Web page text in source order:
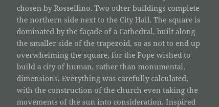
chosen by Rossellino. Two other buildings complete
the northern side next to the City Hall. The square is
dominated by the façade of a Cathedral, built along
the smaller side of the trapezoid, so as not to end up
overwhelming the square, for the Pope wished to
build a city of human, rather than monumental,
dimensions. Everything was carefully calculated,
with the construction of the church even taking the
movements of the sun into consideration. Inspired